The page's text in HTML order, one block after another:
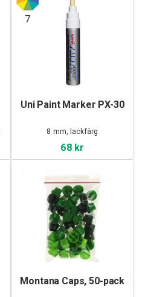
7
Uni Paint Marker PX-30
8 mm, lackfärg
68 kr
Montana Caps, 50-pack